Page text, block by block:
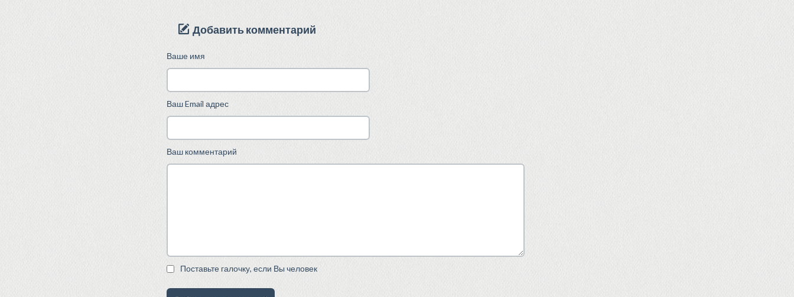
Добавить комментарий
Ваше имя
Ваш Email адрес
Ваш комментарий
Поставьте галочку, если Вы человек